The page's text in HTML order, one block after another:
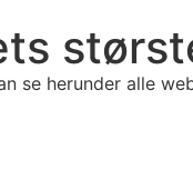
se herunder alle